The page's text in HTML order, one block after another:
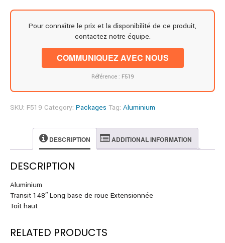
Pour connaître le prix et la disponibilité de ce produit,
contactez notre équipe.
COMMUNIQUEZ AVEC NOUS
Référence : F519
SKU: F519 Category: Packages Tag: Aluminium
DESCRIPTION ADDITIONAL INFORMATION
DESCRIPTION
Aluminium
Transit 148″ Long base de roue Extensionnée
Toit haut
RELATED PRODUCTS